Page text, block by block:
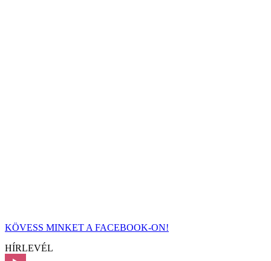
KÖVESS MINKET A FACEBOOK-ON!
HÍRLEVÉL